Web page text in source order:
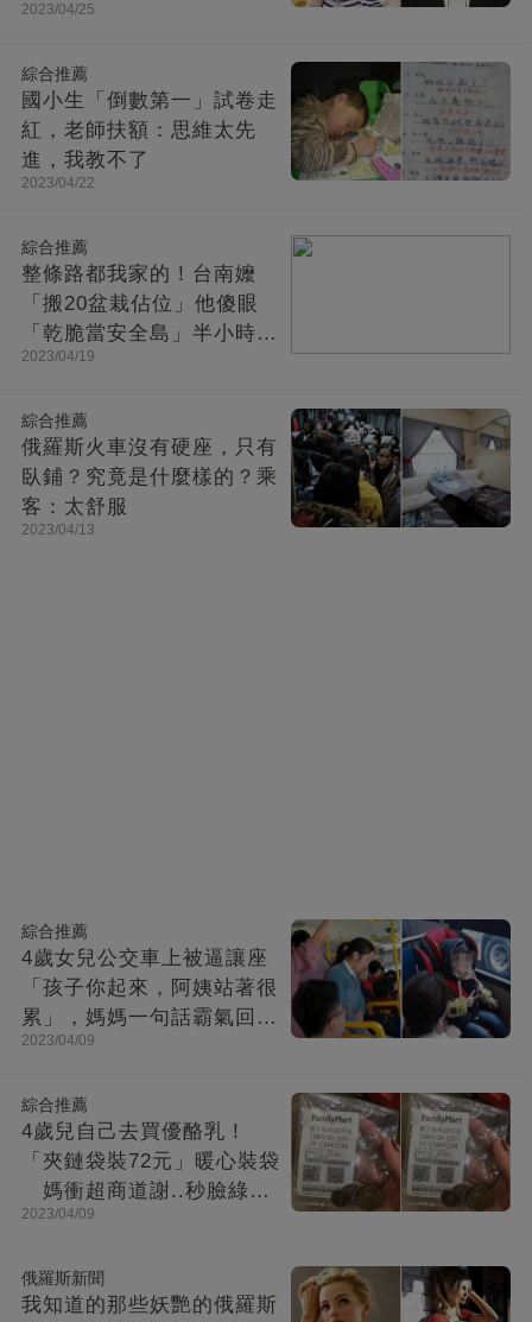
2023/04/25
綜合推薦
國小生「倒數第一」試卷走
紅，老師扶額：思維太先
進，我教不了
2023/04/22
綜合推薦
整條路都我家的！台南嬤
「搬20盆栽佔位」他傻眼
「乾脆當安全島」半小時後
「馬上自食惡果」網友讚翻
2023/04/19
綜合推薦
俄羅斯火車沒有硬座，只有
臥鋪？究竟是什麼樣的？乘
客：太舒服
2023/04/13
綜合推薦
4歲女兒公交車上被逼讓座
「孩子你起來，阿姨站著很
累」，媽媽一句話霸氣回
懟！乘客：干得漂亮
2023/04/09
綜合推薦
4歲兒自己去買優酪乳！
「夾鏈袋裝72元」暖心裝袋
媽衝超商道謝..秒臉綠：
下次不用你買了
2023/04/09
俄羅斯新聞
我知道的那些妖艷的俄羅斯